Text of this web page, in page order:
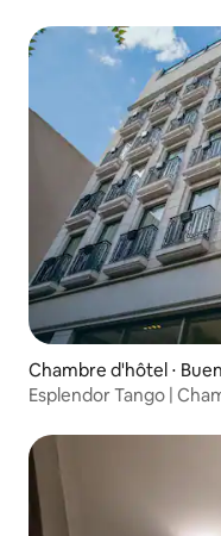
Chambre d'hôtel ⋅
Esplendor Tango |